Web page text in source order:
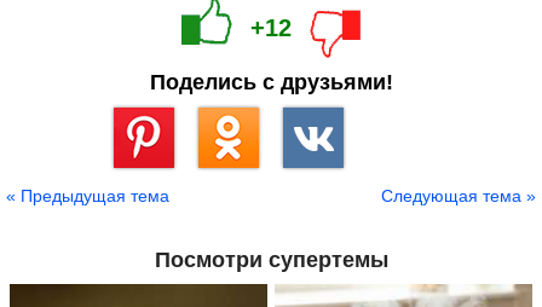
+12
Поделись с друзьями!
« Предыдущая тема Следующая тема »
Посмотри супертемы